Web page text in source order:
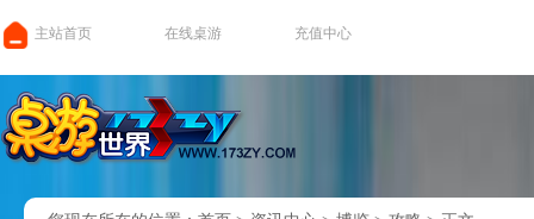
主站首页 在线桌游 充值中心